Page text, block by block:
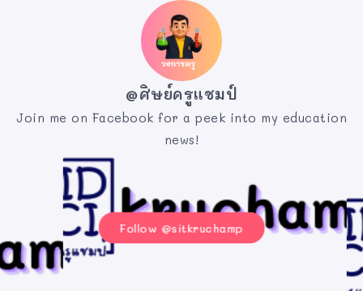
@ศิษย์ครูแชมป์
Join me on Facebook for a peek into my education
news!
Follow @sitkruchamp